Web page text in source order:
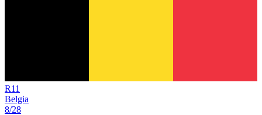
R11
Belgia
8/28